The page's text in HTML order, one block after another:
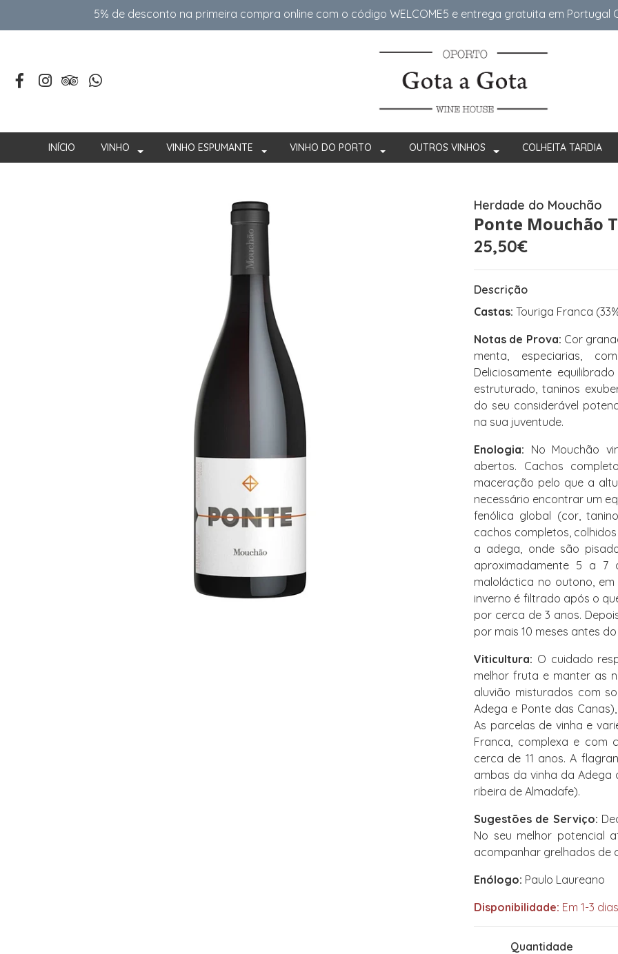
5% de desconto na primeira compra online com o código WELCOME5 e entrega gratuita em
INÍCIO VINHO VINHO ESPUMANTE VINHO DO PORTO OUTROS VINHOS COLHEITA TARDIA
Herdade do Mouchão
Ponte Mouchão
25,50€
Descrição
Castas: Touriga Franca
Notas de Prova: Cor
menta, especiarias,
Deliciosamente
estruturado, taninos
do seu considerável
na sua juventude.
Enologia: No Mouchão
abertos. Cachos
maceração pelo que a
necessário encontrar um
fenólica global (cor,
cachos completos,
a adega, onde são
aproximadamente 5 a 7
maloláctica no outono,
inverno é filtrado após o
por cerca de 3 anos.
por mais 10 meses antes
Viticultura: O cuidado
melhor fruta e manter as
aluvião misturados com
Adega e Ponte das
As parcelas de vinha e
Franca, complexa e com
cerca de 11 anos. A
ambas da vinha da Adega
ribeira de Almadafe).
Sugestões de Serviço:
No seu melhor potencial
acompanhar grelhados de
Enólogo: Paulo Laureano
Disponibilidade: Em 1-3
Quantidade